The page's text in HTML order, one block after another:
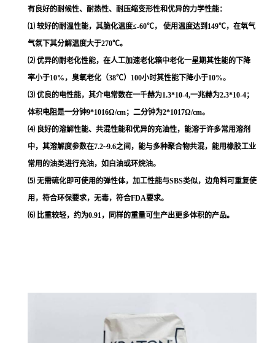
有良好的耐候性、耐热性、耐压缩变形性和优异的力学性能：
⑴ 较好的耐温性能，其脆化温度≤-60℃， 使用温度达到149℃，在氧气
气氛下其分解温度大于270℃。
⑵ 优异的耐老化性能，在人工加速老化箱中老化一星期其性能的下降
率小于10%，臭氧老化（38℃）100小时其性能下降小于10%。
⑶ 优良的电性能，其介电常数在一千赫为1.3*10-4,一兆赫为2.3*10-4；
体积电阻是一分钟9*1016Ω/cm；二分钟为2*1017Ω/cm。
⑷ 良好的溶解性能、共混性能和优异的充油性，能溶于许多常用溶剂
中，其溶解度参数在7.2~9.6之间，能与多种聚合物共混，能用橡胶工业
常用的油类进行充油，如白油或环烷油。
⑸ 无需硫化即可使用的弹性体，加工性能与SBS类似，边角料可重复使
用，符合环保要求，无毒，符合FDA要求。
⑹ 比重较轻，约为0.91，同样的重量可生产出更多体积的产品。